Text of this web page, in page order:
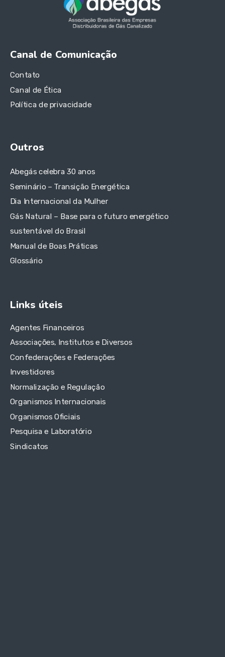
Canal de Comunicação
Contato
Canal de Ética
Política de privacidade
Outros
Abegás celebra 30 anos
Seminário – Transição Energética
Dia Internacional da Mulher
Gás Natural – Base para o futuro energético
sustentável do Brasil
Manual de Boas Práticas
Glossário
Links úteis
Agentes Financeiros
Associações, Institutos e Diversos
Confederações e Federações
Investidores
Normalização e Regulação
Organismos Internacionais
Organismos Oficiais
Pesquisa e Laboratório
Sindicatos